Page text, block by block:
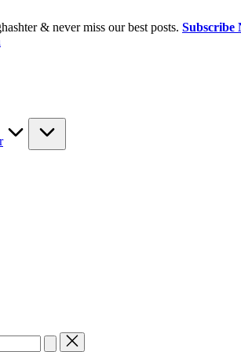
& never miss our best posts. Subscribe